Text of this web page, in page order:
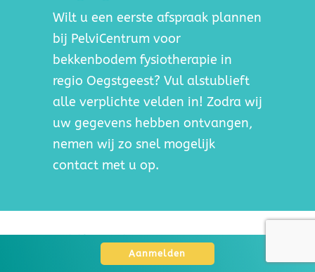
Wilt u een eerste afspraak plannen
bij PelviCentrum voor
bekkenbodem fysiotherapie in
regio Oegstgeest? Vul alstublieft
alle verplichte velden in! Zodra wij
uw gegevens hebben ontvangen,
nemen wij zo snel mogelijk
contact met u op.
Aanmeldformulier
Voor uw eerste afspraak
Aanmelden